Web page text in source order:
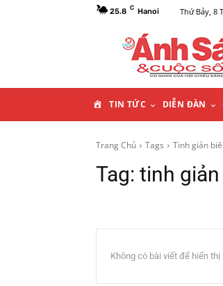
25.8 C Hanoi Thứ Bảy, 8
A
TIN TỨC DIỄN ĐÀN
Trang Chủ Tags Tinh giản
Tag: tinh
Không có bài viết để hiển thị